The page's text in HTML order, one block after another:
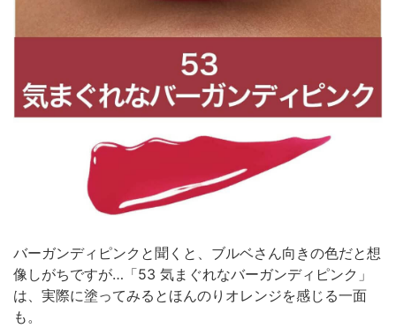
バーガンディピンクと聞くと、ブルベさん向きの色だと想
像しがちですが…「53 気まぐれなバーガンディピンク」
は、実際に塗ってみるとほんのりオレンジを感じる一面
も。